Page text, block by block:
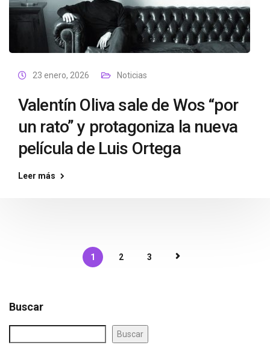
23 enero, 2026 Noticias
Valentín Oliva sale de Wos “por
un rato” y protagoniza la nueva
película de Luis Ortega
Leer más
1 2 3
Buscar
Buscar